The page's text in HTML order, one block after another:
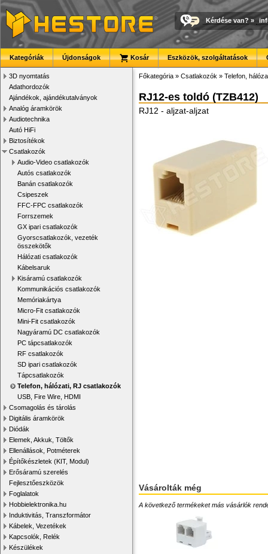
Kérdése van? »
Kategóriák Újdonságok Kosár Eszközök, szolgáltatások
3D nyomtatás
Adathordozók
Ajándékok, ajándékutalványok
Analóg áramkörök
Audiotechnika
Autó HiFi
Biztosítékok
Csatlakozók
Audio-Video csatlakozók
Autós csatlakozók
Banán csatlakozók
Csipeszek
FFC-FPC csatlakozók
Forrszemek
GX ipari csatlakozók
Gyorscsatlakozók, vezeték
összekötők
Hálózati csatlakozók
Kábelsaruk
Kisáramú csatlakozók
Kommunikációs csatlakozók
Memóriakártya
Micro-Fit csatlakozók
Mini-Fit csatlakozók
Nagyáramú DC csatlakozók
PC tápcsatlakozók
RF csatlakozók
SD ipari csatlakozók
Tápcsatlakozók
Telefon, hálózati, RJ csatlakozók
USB, Fire Wire, HDMI
Csomagolás és tárolás
Digitális áramkörök
Diódák
Elemek, Akkuk, Töltők
Ellenállások, Potméterek
Építőkészletek (KIT, Modul)
Erősáramú szerelés
Fejlesztőeszközök
Foglalatok
Hobbielektronika.hu
Induktivitás, Transzformátor
Kábelek, Vezetékek
Kapcsolók, Relék
Készülékek
Főkategória » Csatlakozók » Telefon,
RJ12-es toldó (TZB412)
RJ12 - aljzat-aljzat
Vásárolták még
A következő termékeket más vásárlók